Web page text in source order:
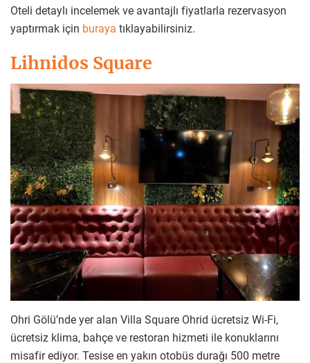
Oteli detaylı incelemek ve avantajlı fiyatlarla rezervasyon
yaptırmak için buraya tıklayabilirsiniz.
Lihnidos Square
Ohri Gölü’nde yer alan Villa Square Ohrid ücretsiz Wi-Fi,
ücretsiz klima, bahçe ve restoran hizmeti ile konuklarını
misafir ediyor. Tesise en yakın otobüs durağı 500 metre